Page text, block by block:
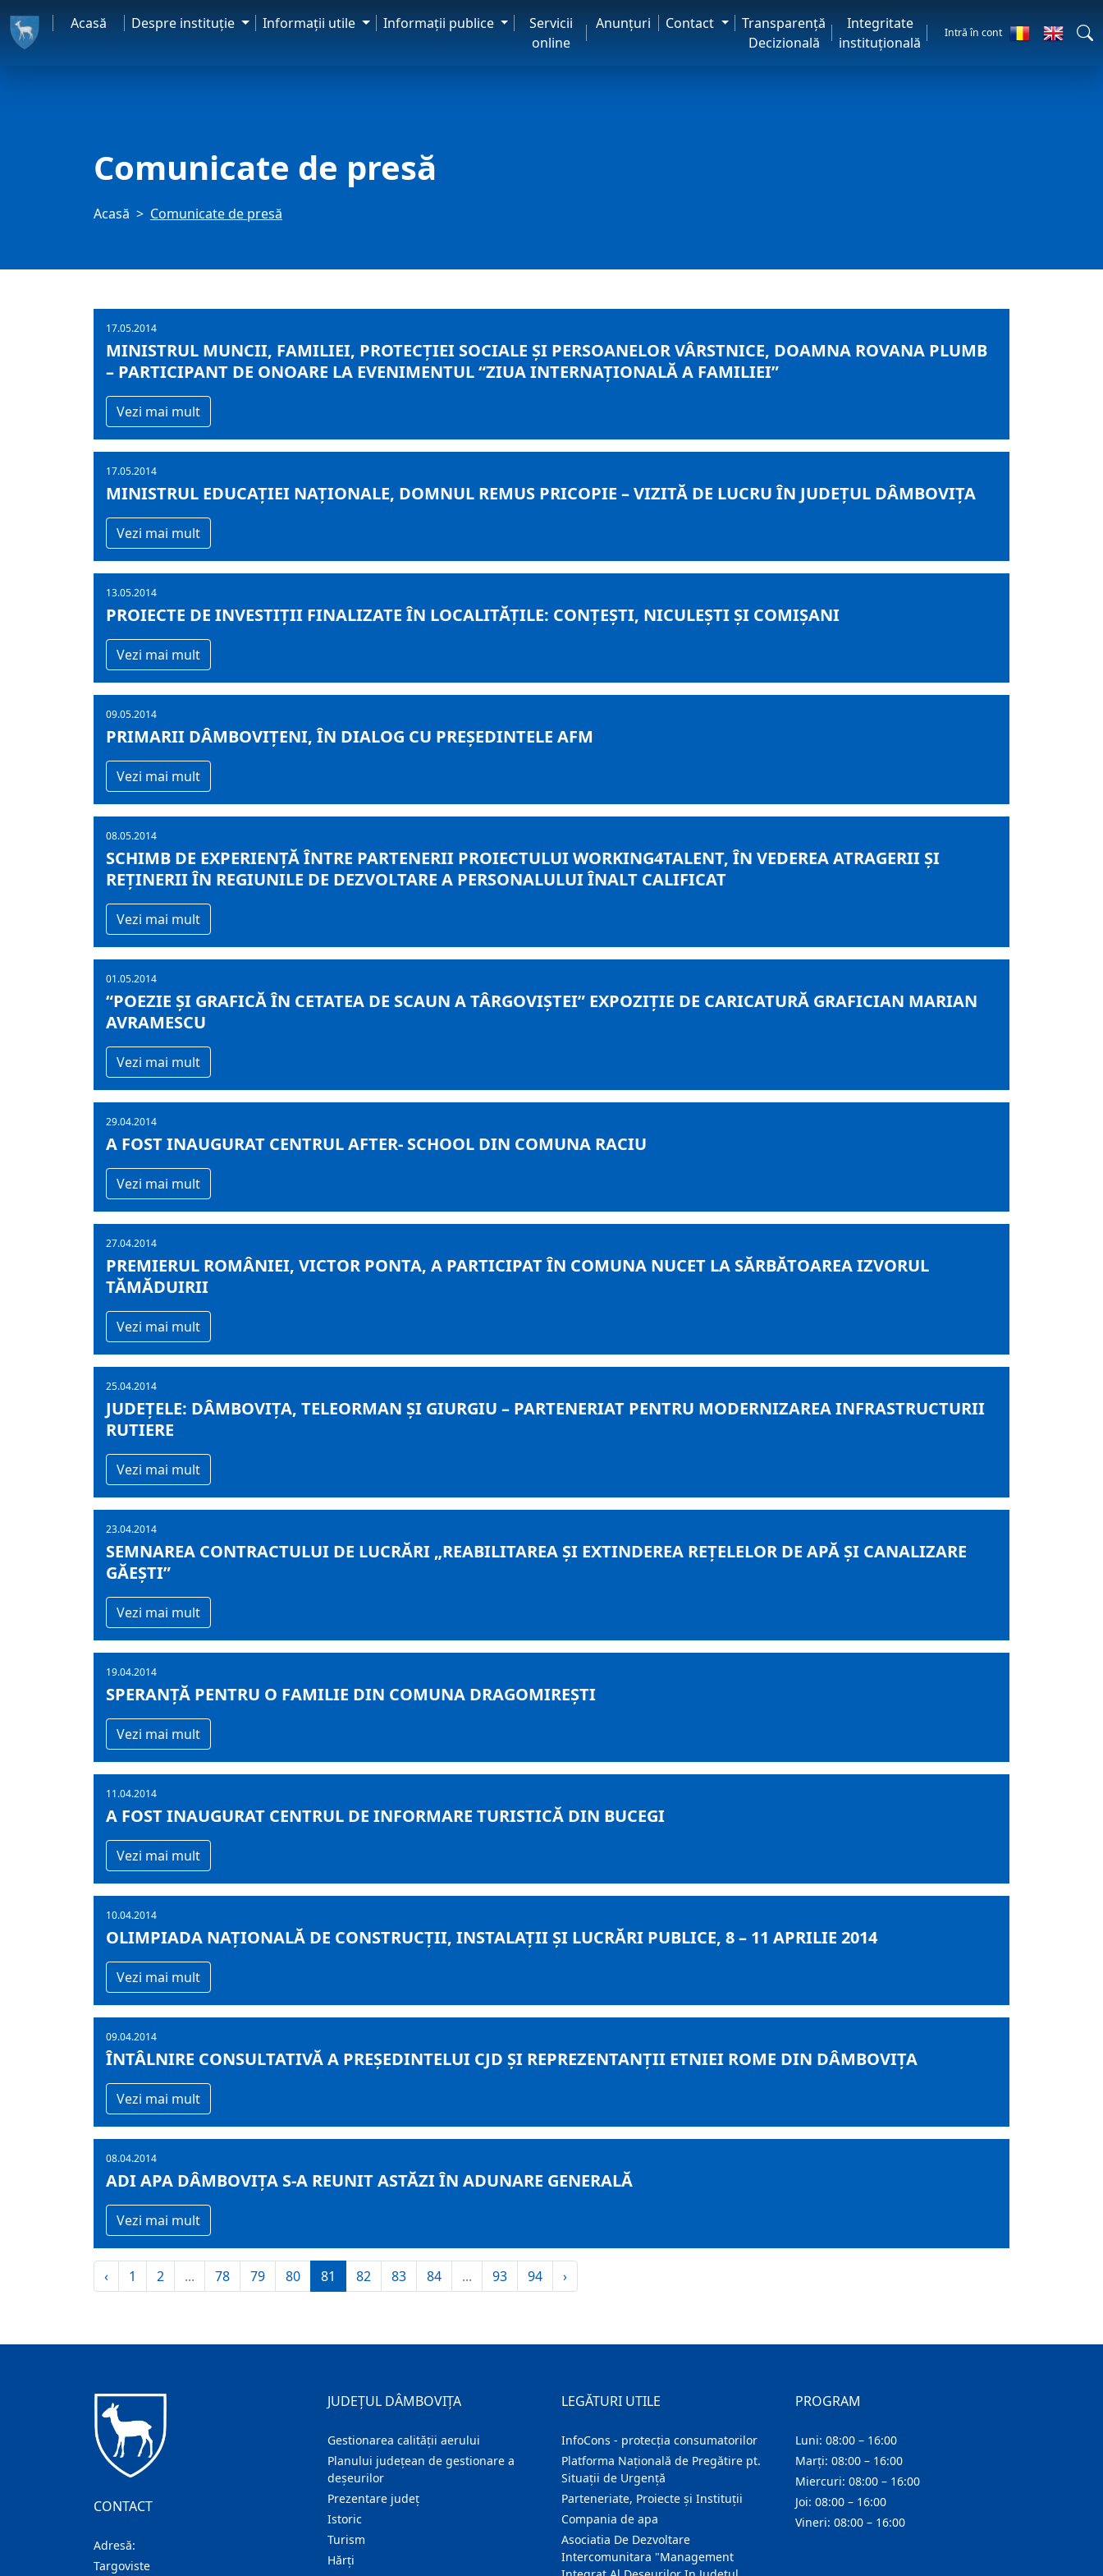
Acasă Despre instituţie Informaţii utile Informaţii publice
Servicii
online
Anunţuri Contact
Transparență
Decizională
Integritate
instituțională
Intră în cont
Comunicate de presă
Acasă Comunicate de presă
17.05.2014
MINISTRUL MUNCII, FAMILIEI, PROTECŢIEI SOCIALE ŞI PERSOANELOR VÂRSTNICE, DOAMNA ROVANA PLUMB
– PARTICIPANT DE ONOARE LA EVENIMENTUL “ZIUA INTERNAȚIONALĂ A FAMILIEI”
Vezi mai mult
17.05.2014
MINISTRUL EDUCAȚIEI NAȚIONALE, DOMNUL REMUS PRICOPIE – VIZITĂ DE LUCRU ÎN JUDEȚUL DÂMBOVIȚA
Vezi mai mult
13.05.2014
PROIECTE DE INVESTIȚII FINALIZATE ÎN LOCALITĂȚILE: CONȚEȘTI, NICULEȘTI ȘI COMIȘANI
Vezi mai mult
09.05.2014
PRIMARII DÂMBOVIŢENI, ÎN DIALOG CU PREŞEDINTELE AFM
Vezi mai mult
08.05.2014
SCHIMB DE EXPERIENŢĂ ÎNTRE PARTENERII PROIECTULUI WORKING4TALENT, ÎN VEDEREA ATRAGERII ȘI
REȚINERII ÎN REGIUNILE DE DEZVOLTARE A PERSONALULUI ÎNALT CALIFICAT
Vezi mai mult
01.05.2014
“POEZIE ŞI GRAFICĂ ÎN CETATEA DE SCAUN A TÂRGOVIŞTEI” EXPOZIŢIE DE CARICATURĂ GRAFICIAN MARIAN
AVRAMESCU
Vezi mai mult
29.04.2014
A FOST INAUGURAT CENTRUL AFTER- SCHOOL DIN COMUNA RACIU
Vezi mai mult
27.04.2014
PREMIERUL ROMÂNIEI, VICTOR PONTA, A PARTICIPAT ÎN COMUNA NUCET LA SĂRBĂTOAREA IZVORUL
TĂMĂDUIRII
Vezi mai mult
25.04.2014
JUDEȚELE: DÂMBOVIȚA, TELEORMAN ȘI GIURGIU – PARTENERIAT PENTRU MODERNIZAREA INFRASTRUCTURII
RUTIERE
Vezi mai mult
23.04.2014
SEMNAREA CONTRACTULUI DE LUCRĂRI „REABILITAREA ŞI EXTINDEREA REŢELELOR DE APĂ ŞI CANALIZARE
GĂEŞTI”
Vezi mai mult
19.04.2014
SPERANȚĂ PENTRU O FAMILIE DIN COMUNA DRAGOMIREȘTI
Vezi mai mult
11.04.2014
A FOST INAUGURAT CENTRUL DE INFORMARE TURISTICĂ DIN BUCEGI
Vezi mai mult
10.04.2014
OLIMPIADA NAȚIONALĂ DE CONSTRUCȚII, INSTALAȚII ȘI LUCRĂRI PUBLICE, 8 – 11 APRILIE 2014
Vezi mai mult
09.04.2014
ÎNTÂLNIRE CONSULTATIVĂ A PREȘEDINTELUI CJD ȘI REPREZENTANȚII ETNIEI ROME DIN DÂMBOVIȚA
Vezi mai mult
08.04.2014
ADI APA DÂMBOVIȚA S-A REUNIT ASTĂZI ÎN ADUNARE GENERALĂ
Vezi mai mult
‹ 1 2 ... 78 79 80 81 82 83 84 ... 93 94 ›
CONTACT
Adresă:
Targoviste
JUDEȚUL DÂMBOVIȚA
Gestionarea calității aerului
Planului județean de gestionare a
deșeurilor
Prezentare judeţ
Istoric
Turism
Hărţi
LEGĂTURI UTILE
InfoCons - protecția consumatorilor
Platforma Națională de Pregătire pt.
Situații de Urgență
Parteneriate, Proiecte și Instituții
Compania de apa
Asociatia De Dezvoltare
Intercomunitara "Management
PROGRAM
Luni: 08:00 – 16:00
Marți: 08:00 – 16:00
Miercuri: 08:00 – 16:00
Joi: 08:00 – 16:00
Vineri: 08:00 – 16:00